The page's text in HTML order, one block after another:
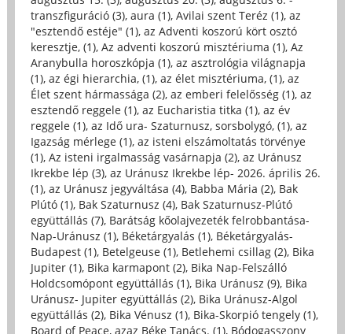
transzfiguráció (3), aura (1), Avilai szent Teréz (1), az
"esztendő estéje" (1), az Adventi koszorú kört osztó
keresztje, (1), Az adventi koszorú misztériuma (1), Az
Aranybulla horoszkópja (1), az asztrológia világnapja
(1), az égi hierarchia, (1), az élet misztériuma, (1), az
Élet szent hármassága (2), az emberi felelősség (1), az
esztendő reggele (1), az Eucharistia titka (1), az év
reggele (1), az Idő ura- Szaturnusz, sorsbolygó, (1), az
Igazság mérlege (1), az isteni elszámoltatás törvénye
(1), Az isteni irgalmasság vasárnapja (2), az Uránusz
Ikrekbe lép (3), az Uránusz Ikrekbe lép- 2026. április 26.
(1), az Uránusz jegyváltása (4), Babba Mária (2), Bak
Plútó (1), Bak Szaturnusz (4), Bak Szaturnusz-Plútó
együttállás (7), Barátság kőolajvezeték felrobbantása-
Nap-Uránusz (1), Béketárgyalás (1), Béketárgyalás-
Budapest (1), Betelgeuse (1), Betlehemi csillag (2), Bika
Jupiter (1), Bika karmapont (2), Bika Nap-Felszálló
Holdcsomópont együttállás (1), Bika Uránusz (9), Bika
Uránusz- Jupiter együttállás (2), Bika Uránusz-Algol
együttállás (2), Bika Vénusz (1), Bika-Skorpió tengely (1),
Board of Peace, azaz Béke Tanács. (1), Bódogasszony